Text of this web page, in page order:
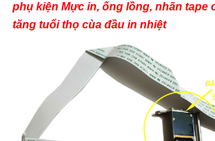
phụ kiện Mực in, ống lồng, nhãn tape
tăng tuổi thọ cùa đầu in nhiệt